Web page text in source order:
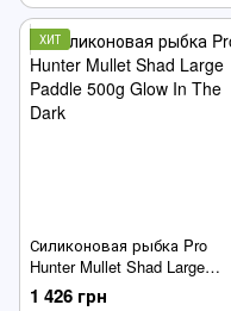
ХИТ
Силиконовая рыбка Pro
Hunter Mullet Shad Large
Paddle 500g Glow In The Dark
1 426 грн